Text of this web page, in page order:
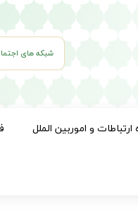
شبکه های
ارتباطات و اموربین الملل